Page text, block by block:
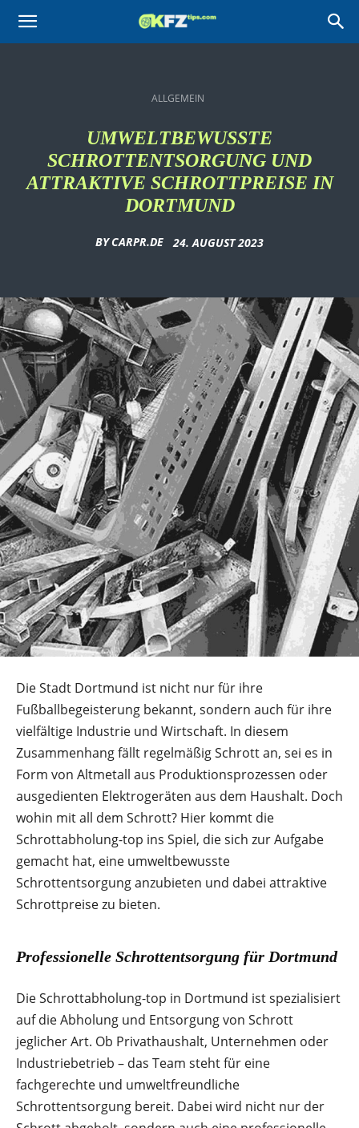
KFZtips.com
ALLGEMEIN
UMWELTBEWUSSTE
SCHROTTENTSORGUNG UND
ATTRAKTIVE SCHROTTPREISE IN
DORTMUND
BY CARPR.DE 24. AUGUST 2023
Die Stadt Dortmund ist nicht nur für ihre
Fußballbegeisterung bekannt, sondern auch für ihre
vielfältige Industrie und Wirtschaft. In diesem
Zusammenhang fällt regelmäßig Schrott an, sei es in
Form von Altmetall aus Produktionsprozessen oder
ausgedienten Elektrogeräten aus dem Haushalt. Doch
wohin mit all dem Schrott? Hier kommt die
Schrottabholung-top ins Spiel, die sich zur Aufgabe
gemacht hat, eine umweltbewusste
Schrottentsorgung anzubieten und dabei attraktive
Schrottpreise zu bieten.
Professionelle Schrottentsorgung für Dortmund
Die Schrottabholung-top in Dortmund ist spezialisiert
auf die Abholung und Entsorgung von Schrott
jeglicher Art. Ob Privathaushalt, Unternehmen oder
Industriebetrieb – das Team steht für eine
fachgerechte und umweltfreundliche
Schrottentsorgung bereit. Dabei wird nicht nur der